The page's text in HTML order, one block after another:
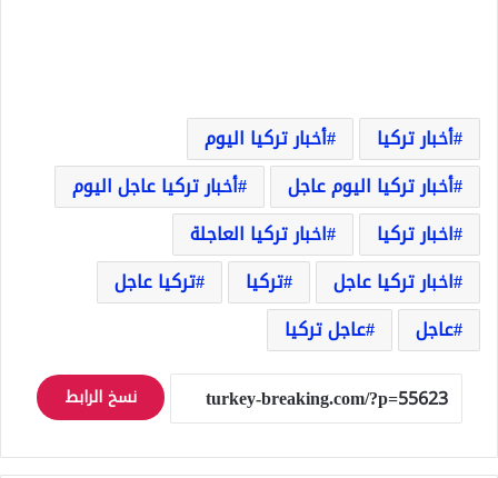
أخبار تركيا
أخبار تركيا اليوم
أخبار تركيا اليوم عاجل
أخبار تركيا عاجل اليوم
اخبار تركيا
اخبار تركيا العاجلة
اخبار تركيا عاجل
تركيا
تركيا عاجل
عاجل
عاجل تركيا
نسخ الرابط